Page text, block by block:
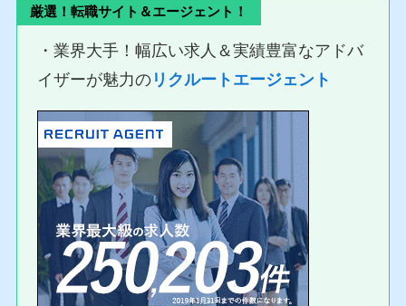
厳選！転職サイト＆エージェント！
・業界大手！幅広い求人＆実績豊富なアドバ
イザーが魅力の リクルートエージェント